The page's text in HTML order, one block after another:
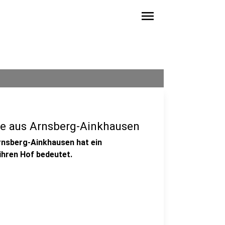
menu
aus Arnsberg-Ainkhausen
Ainkhausen hat ein
Hof bedeutet.